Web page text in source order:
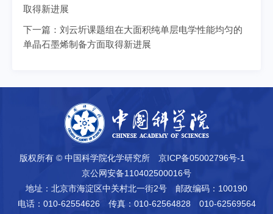
取得新进展
下一篇： 刘云圻课题组在大面积纯单层电学性能均匀的
单晶石墨烯制备方面取得新进展
版权所有 © 中国科学院化学研究所
京ICP备05002796号-1
京公网安备110402500016号
地址：北京市海淀区中关村北一街2号
邮政编码：100190
电话：010-62554626
传真：010-62564828 010-62569564